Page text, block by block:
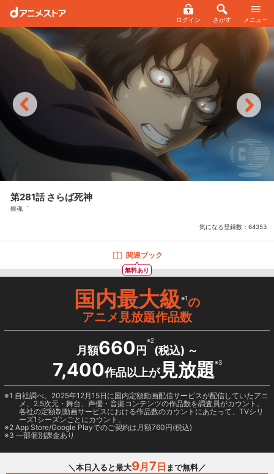
ログイン さがす メニュー
第281話 さらば死神
銀魂゜
気になる登録数： 64353
無料あり
関連ブック
国内最大級※1の
アニメ見放題作品数
月額660 円
※2
(税込) ～
7,400作品以上が見放題※3
1 自社調べ。2025年12月15日に国内定額動画配信サービスが配信していたアニ
メ、2.5次元・舞台、声優・音楽コンテンツの作品数を調査員がカウント。
各社の定額制動画サービスにおける作品数のカウントにあたって、TVシリ
ーズ1シーズンごとにカウント。
2 App Store/Google Playでのご契約は月額760円(税込)
3 一部個別課金あり
＼本日入ると最大9月 7 日 まで無料／